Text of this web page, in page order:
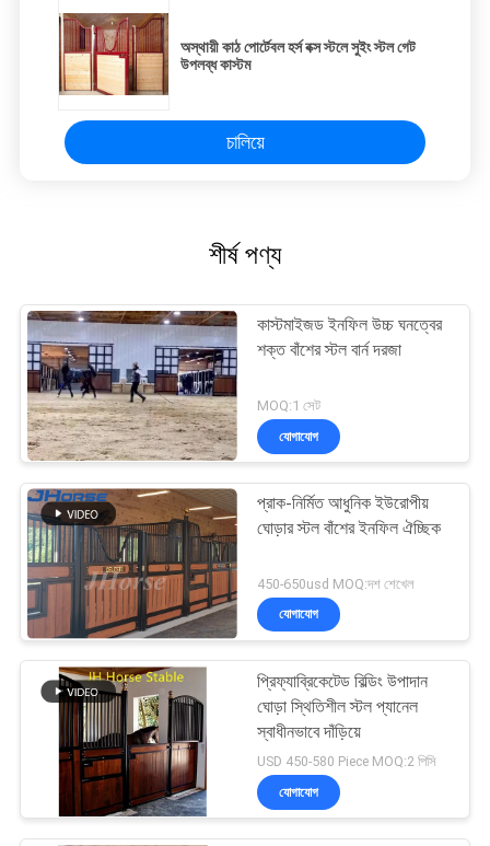
অস্থায়ী কাঠ পোর্টেবল হর্স বক্স স্টলে সুইং স্টল গেট
উপলব্ধ কাস্টম
চালিয়ে
শীর্ষ পণ্য
কাস্টমাইজড ইনফিল উচ্চ ঘনত্বের
শক্ত বাঁশের স্টল বার্ন দরজা
MOQ:1 সেট
যোগাযোগ
প্রাক-নির্মিত আধুনিক ইউরোপীয়
ঘোড়ার স্টল বাঁশের ইনফিল ঐচ্ছিক
450-650usd MOQ:দশ শেখেল
যোগাযোগ
প্রিফ্যাব্রিকেটেড বিল্ডিং উপাদান
ঘোড়া স্থিতিশীল স্টল প্যানেল
স্বাধীনভাবে দাঁড়িয়ে
USD 450-580 Piece MOQ:2 পিসি
যোগাযোগ